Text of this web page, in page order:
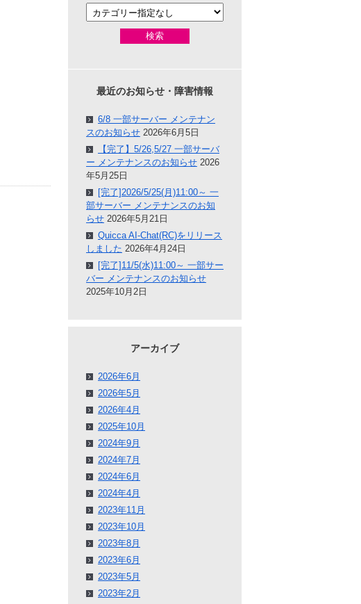
検索
最近のお知らせ・障害情報
6/8 一部サーバー メンテナン
スのお知らせ 2026年6月5日
【完了】5/26,5/27 一部サーバ
ー メンテナンスのお知らせ 2026
年5月25日
[完了]2026/5/25(月)11:00～ 一
部サーバー メンテナンスのお知
らせ 2026年5月21日
Quicca AI-Chat(RC)をリリース
しました 2026年4月24日
[完了]11/5(水)11:00～ 一部サー
バー メンテナンスのお知らせ
2025年10月2日
アーカイブ
2026年6月
2026年5月
2026年4月
2025年10月
2024年9月
2024年7月
2024年6月
2024年4月
2023年11月
2023年10月
2023年8月
2023年6月
2023年5月
2023年2月